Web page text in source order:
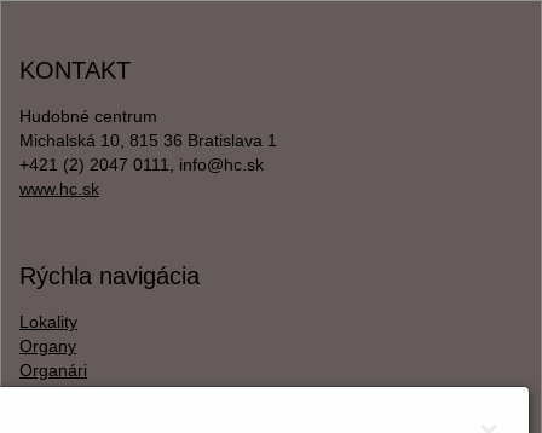
KONTAKT
Hudobné centrum
Michalská 10, 815 36 Bratislava 1
+421 (2) 2047 0111, info@hc.sk
www.hc.sk
Rýchla navigácia
Lokality
Organy
Organári